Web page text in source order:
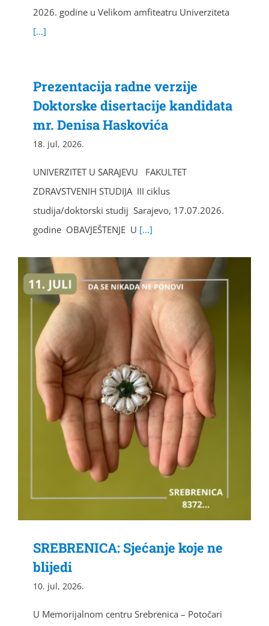
2026. godine u Velikom amfiteatru Univerziteta
[...]
Prezentacija radne verzije
Doktorske disertacije kandidata
mr. Denisa Haskovića
18. jul, 2026.
UNIVERZITET U SARAJEVU FAKULTET
ZDRAVSTVENIH STUDIJA III ciklus
studija/doktorski studij Sarajevo, 17.07.2026.
godine OBAVJEŠTENJE U [...]
SREBRENICA: Sjećanje koje ne
blijedi
10. jul, 2026.
U Memorijalnom centru Srebrenica – Potočari